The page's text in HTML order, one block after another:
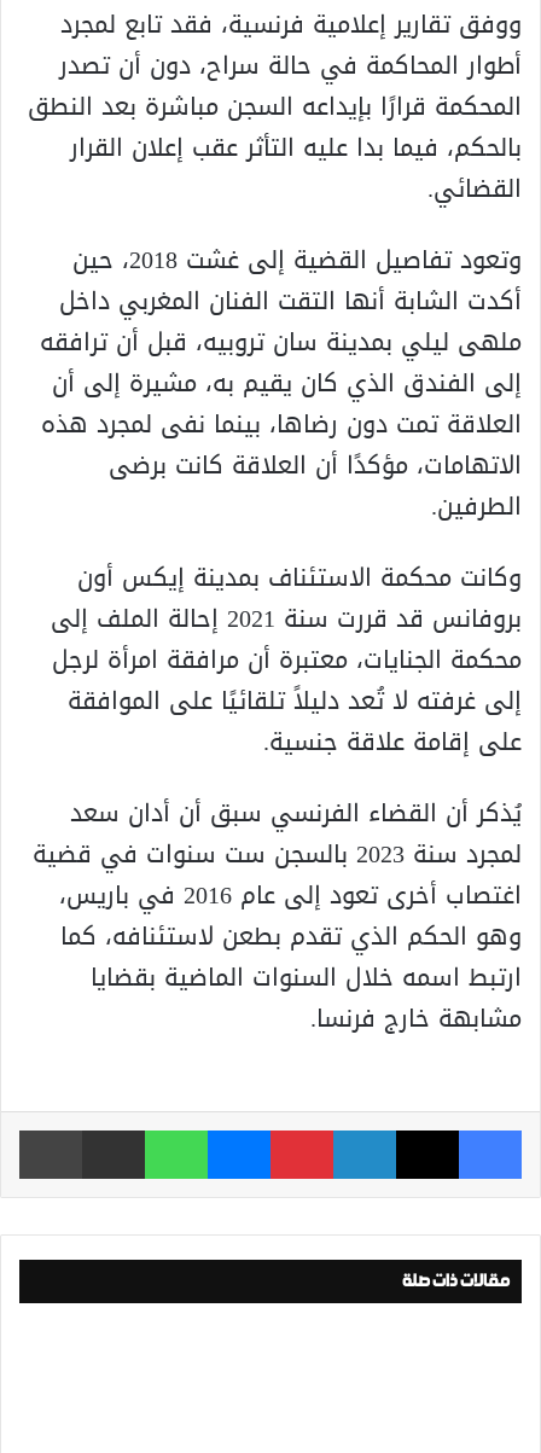
ووفق تقارير إعلامية فرنسية، فقد تابع لمجرد
أطوار المحاكمة في حالة سراح، دون أن تصدر
المحكمة قرارًا بإيداعه السجن مباشرة بعد النطق
بالحكم، فيما بدا عليه التأثر عقب إعلان القرار
القضائي.
وتعود تفاصيل القضية إلى غشت 2018، حين
أكدت الشابة أنها التقت الفنان المغربي داخل
ملهى ليلي بمدينة سان تروبيه، قبل أن ترافقه
إلى الفندق الذي كان يقيم به، مشيرة إلى أن
العلاقة تمت دون رضاها، بينما نفى لمجرد هذه
الاتهامات، مؤكدًا أن العلاقة كانت برضى
الطرفين.
وكانت محكمة الاستئناف بمدينة إيكس أون
بروفانس قد قررت سنة 2021 إحالة الملف إلى
محكمة الجنايات، معتبرة أن مرافقة امرأة لرجل
إلى غرفته لا تُعد دليلاً تلقائيًا على الموافقة
على إقامة علاقة جنسية.
يُذكر أن القضاء الفرنسي سبق أن أدان سعد
لمجرد سنة 2023 بالسجن ست سنوات في قضية
اغتصاب أخرى تعود إلى عام 2016 في باريس،
وهو الحكم الذي تقدم بطعن لاستئنافه، كما
ارتبط اسمه خلال السنوات الماضية بقضايا
مشابهة خارج فرنسا.
فيسبوك ‫X لينكدإن بينتيريست ماسنجر واتساب مشاركة عبر البريد
مقالات ذات صلة